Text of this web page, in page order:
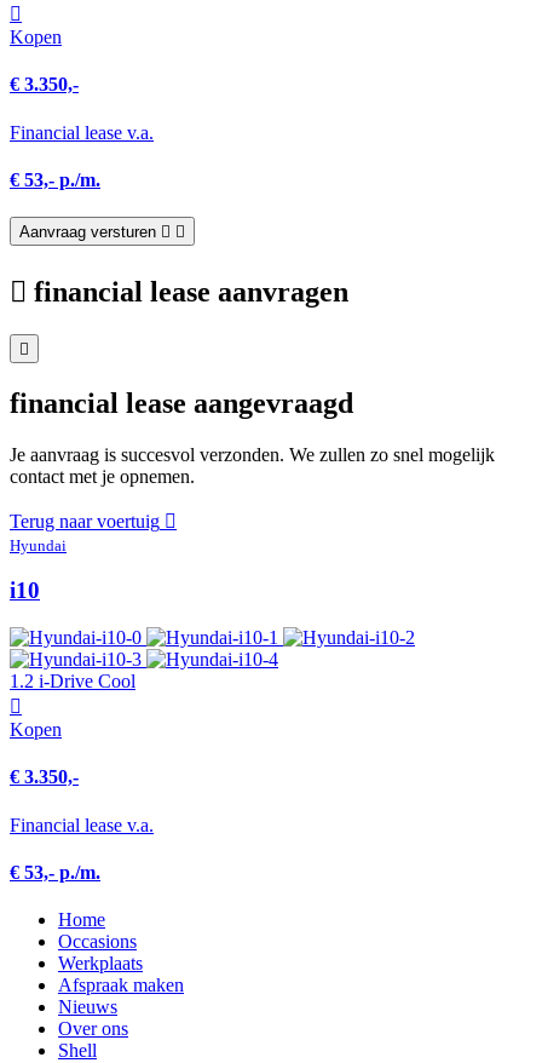
Kopen
€ 3.350,-
Financial lease v.a.
€ 53,- p./m.
Aanvraag versturen
financial lease aanvragen
financial lease aangevraagd
Je aanvraag is succesvol verzonden. We zullen zo snel mogelijk
contact met je opnemen.
Terug naar voertuig
Hyundai
i10
1.2 i-Drive Cool
Kopen
€ 3.350,-
Financial lease v.a.
€ 53,- p./m.
Home
Occasions
Werkplaats
Afspraak maken
Nieuws
Over ons
Shell